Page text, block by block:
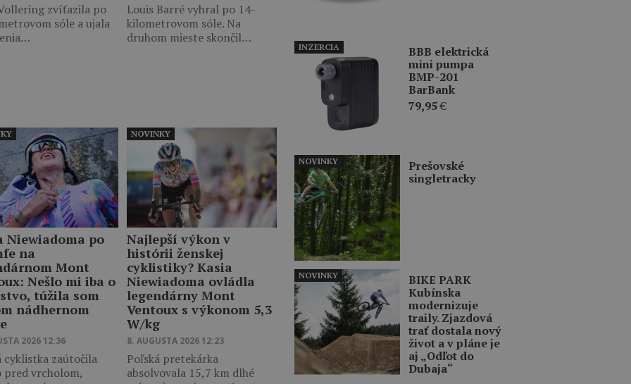
zvíťazila po
sóle a ujala
Louis Barré vyhral po 14-
kilometrovom sóle. Na
druhom mieste skončil…
Niewiadoma po
na
Mont
Nešlo mi iba o
túžila som
nádhernom
2026 12:36
cyklistka zaútočila
pred vrcholom,
Najlepší výkon v
histórii ženskej
cyklistiky? Kasia
Niewiadoma ovládla
legendárny Mont
Ventoux s výkonom 5,3
W/kg
8. AUGUSTA 2026 12:23
Poľská pretekárka
absolvovala 15,7 km dlhé
NOVINKY
BBB elektrická
mini pumpa
BMP-201
BarBank
79,95€
INZERCIA
Prešovské
singletracky
NOVINKY
BIKE PARK
Kubínska
modernizuje
traily. Zjazdová
trať dostala nový
život a v pláne je
aj „Odľot do
Dubaja“
NOVINKY